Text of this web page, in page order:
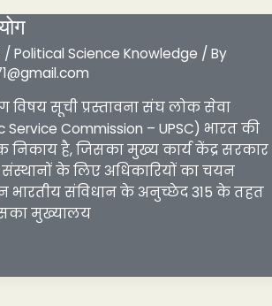
/ Political Science Knowledge / By
सूची प्रस्तावना संघ लोक सेवा
Commission – UPSC) भारत की
है, जिसका मुख्य कार्य केंद्र सरकार
के लिए अधिकारियों का चयन
भारतीय संविधान के अनुच्छेद 315 के तहत
मुख्यालय